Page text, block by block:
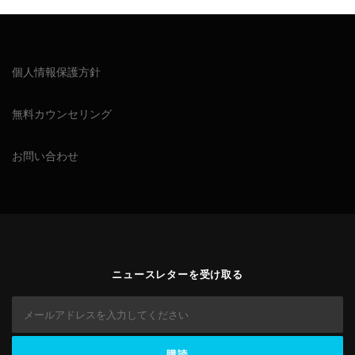
個人情報保護方針
無料カウンセリング
お問い合わせ
ニュースレターを受け取る